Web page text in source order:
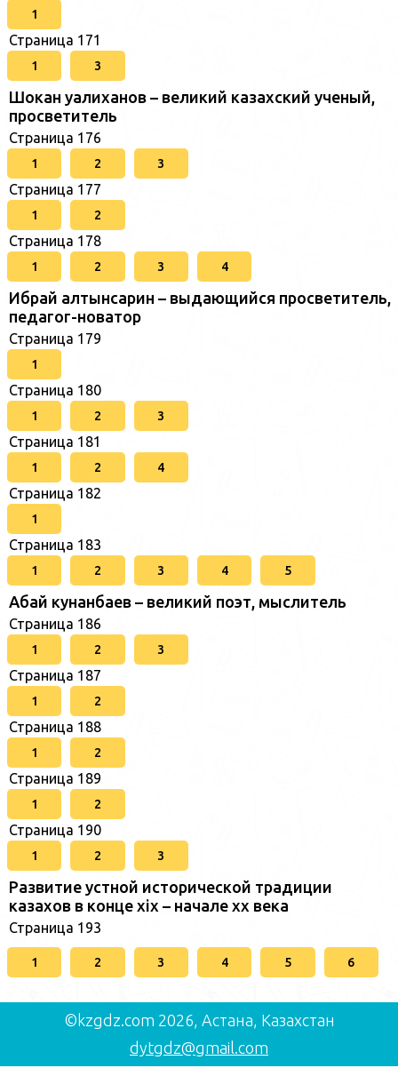
1
Страница 171
1 3
Шокан уалиханов – великий казахский ученый,
просветитель
Страница 176
1 2 3
Страница 177
1 2
Страница 178
1 2 3 4
Ибрай алтынсарин – выдающийся просветитель,
педагог-новатор
Страница 179
1
Страница 180
1 2 3
Страница 181
1 2 4
Страница 182
1
Страница 183
1 2 3 4 5
Абай кунанбаев – великий поэт, мыслитель
Страница 186
1 2 3
Страница 187
1 2
Страница 188
1 2
Страница 189
1 2
Страница 190
1 2 3
Развитие устной исторической традиции
казахов в конце xіх – начале хх века
Страница 193
1 2 3 4 5 6
©kzgdz.com 2026, Астана, Казахстан
dytgdz@gmail.com